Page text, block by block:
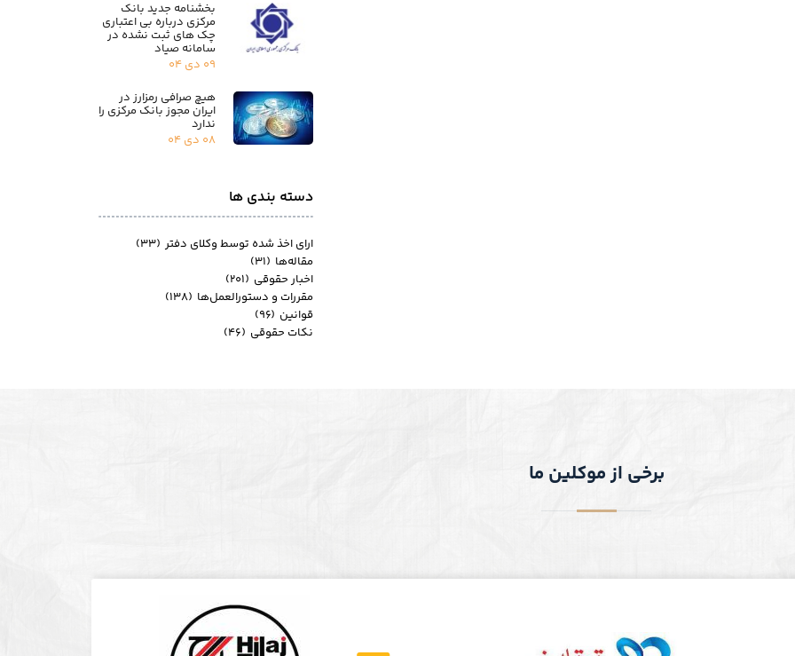
دسته بندی ها
بخشنامه جدید بانک
مرکزی درباره بی اعتباری
چک های ثبت نشده در
سامانه صیاد
۰۹ دی ۰۴
هیچ صرافی رمزارز در
ایران مجوز بانک مرکزی را
ندارد
۰۸ دی ۰۴
ارای اخذ شده توسط وکلای دفتر (۳۳)
مقاله‌ها (۳۱)
اخبار حقوقی (۲۰۱)
مقررات و دستورالعمل‌ها (۱۳۸)
قوانین (۹۶)
نکات حقوقی (۴۶)
برخی از موکلین ما